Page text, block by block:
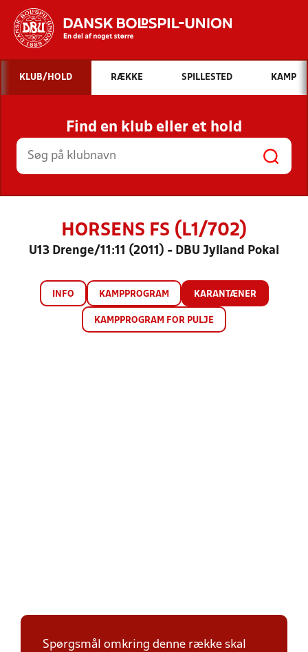
Hvad vil du søge efter?
INDHOLD OG NYHEDER
STILLINGER, RESULTATER, KLUBBER OG
HOLD
KLUB/HOLD RÆKKE SPILLESTED KAMP
Find en klub eller et hold
HORSENS FS (L1/702)
U13 Drenge/11:11 (2011) - DBU Jylland Pokal
INFO KAMPPROGRAM KARANTÆNER
KAMPPROGRAM FOR PULJE
Spørgsmål omkring denne række skal